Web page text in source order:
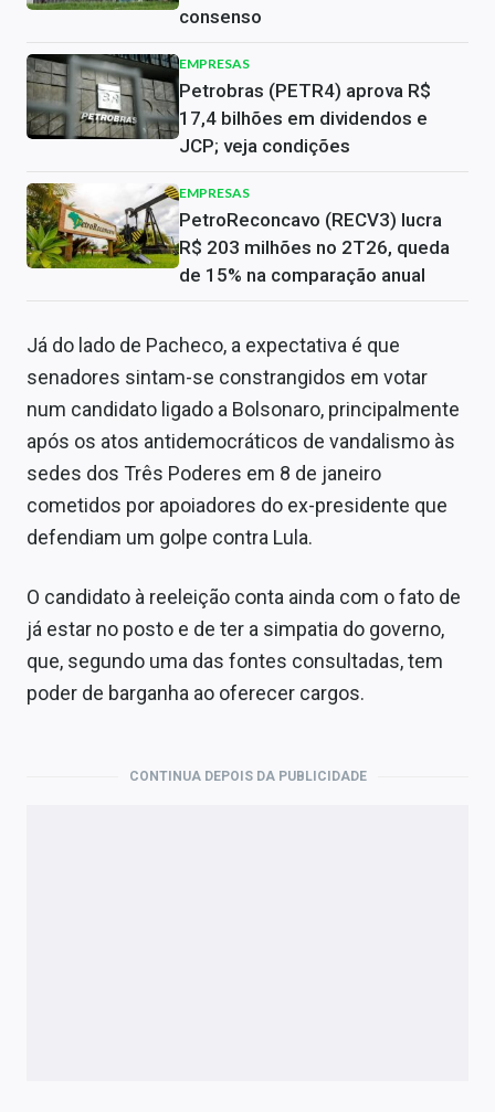
consenso
EMPRESAS
Petrobras (PETR4) aprova R$
17,4 bilhões em dividendos e
JCP; veja condições
EMPRESAS
PetroReconcavo (RECV3) lucra
R$ 203 milhões no 2T26, queda
de 15% na comparação anual
Já do lado de Pacheco, a expectativa é que
senadores sintam-se constrangidos em votar
num candidato ligado a Bolsonaro, principalmente
após os atos antidemocráticos de vandalismo às
sedes dos Três Poderes em 8 de janeiro
cometidos por apoiadores do ex-presidente que
defendiam um golpe contra Lula.
O candidato à reeleição conta ainda com o fato de
já estar no posto e de ter a simpatia do governo,
que, segundo uma das fontes consultadas, tem
poder de barganha ao oferecer cargos.
CONTINUA DEPOIS DA PUBLICIDADE